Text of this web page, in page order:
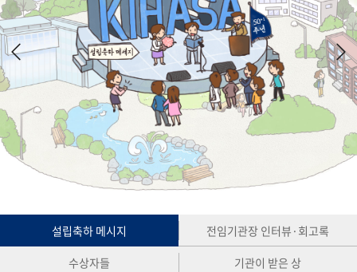
기록물 아카이브
사진 아카이브 문서 기록물 행정박물 영상 기록물
50+1 주년 기념
성과 50선 숫자로 보는 50년 50
주년 광장
세계와 함께 한 KIHASA
VR 역사관
설립축하 메시지
전임기관장 인터뷰·회고록
수상자들
기관이 받은 상